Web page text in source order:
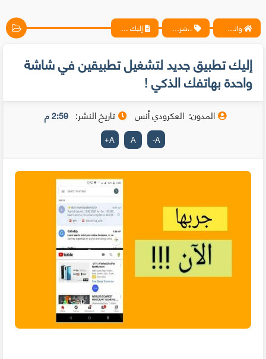
واتس آب ، فيسبوك ، أنترنت ، شروحات تقنية حصرية - المحترف ،،شروحات إليك تطبيق جديد لتشغيل تطبيقين في شاشة واحدة بهاتفك الذكي !
إليك تطبيق جديد لتشغيل تطبيقين في شاشة
واحدة بهاتفك الذكي !
المدون: العكرودي أنس تاريخ النشر: 2:59 م
A
-
A
A
+